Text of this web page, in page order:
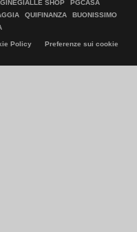
SHOP
PGCASA
QUIFINANZA
BUONISSIMO
Policy
Preferenze sui cookie